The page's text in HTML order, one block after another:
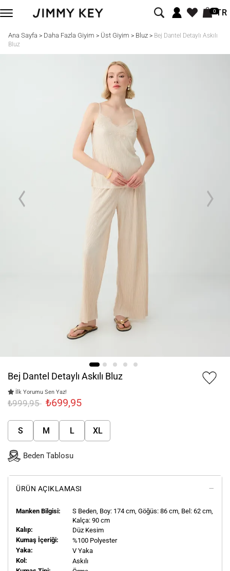
0TR
Ana Sayfa > Daha Fazla Giyim > Üst Giyim > Bluz> Bej Dantel Detaylı Askılı
Bluz
Bej Dantel Detaylı Askılı Bluz
İlk Yorumu Sen Yaz!
₺999,95 ₺699,95
S M L XL
Beden Tablosu
ÜRÜN AÇIKLAMASI
Manken Bilgisi: S Beden, Boy: 174 cm, Göğüs: 86 cm, Bel: 62 cm,
Kalça: 90 cm
Kalıp:
Düz Kesim
Kumaş İçeriği:
%100 Polyester
Yaka:
V Yaka
Kol:
Askılı